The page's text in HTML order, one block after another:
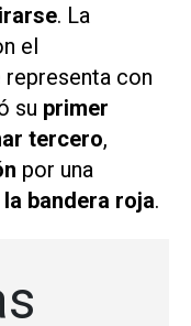
. La
el
representa con
su primer
tercero,
por una
bandera roja.